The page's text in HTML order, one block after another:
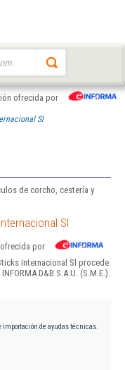
ofrecida por
Sl
de corcho, cestería y
Sl
por
Internacional Sl procede
D&B S.A.U. (S.M.E.).
de ayudas técnicas.